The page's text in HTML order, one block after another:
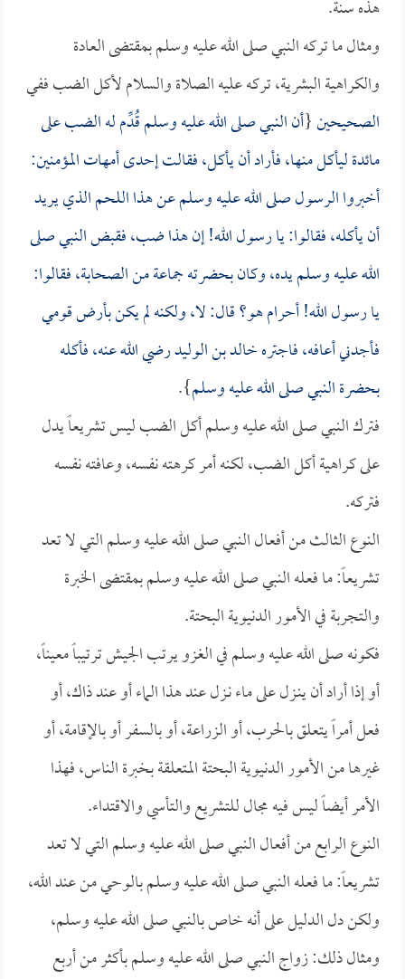
هذه سنة.
ومثال ما تركه النبي صلى الله عليه وسلم بمقتضى العادة
والكراهية البشرية، تركه عليه الصلاة والسلام لأكل الضب ففي
الصحيحين{أن النبي صلى الله عليه وسلم قُدِّم له الضب على
مائدة ليأكل منها، فأراد أن يأكل، فقالت إحدى أمهات المؤمنين:
أخبروا الرسول صلى الله عليه وسلم عن هذا اللحم الذي يريد
أن يأكله، فقالوا: يا رسول الله! إن هذا ضب، فقبض النبي صلى
الله عليه وسلم يده، وكان بحضرته جماعة من الصحابة، فقالوا:
يا رسول الله! أحرام هو؟ قال: لا، ولكنه لم يكن بأرض قومي
فأجدني أعافه، فاجترهخالد بن الوليدرضي الله عنه، فأكله
بحضرة النبي صلى الله عليه وسلم}.
فترك النبي صلى الله عليه وسلم أكل الضب ليس تشريعاً يدل
على كراهية أكل الضب، لكنه أمر كرهته نفسه، وعافته نفسه
فتركه.
النوع الثالث من أفعال النبي صلى الله عليه وسلم التي لا تعد
تشريعاً: ما فعله النبي صلى الله عليه وسلم بمقتضى الخبرة
والتجربة في الأمور الدنيوية البحتة.
فكونه صلى الله عليه وسلم في الغزو يرتب الجيش ترتيباً معيناً،
أو إذا أراد أن ينـزل على ماء نـزل عند هذا الماء أو عند ذاك، أو
فعل أمراً يتعلق بالحرب، أو الزراعة، أو بالسفر أو بالإقامة، أو
غيرها من الأمور الدنيوية البحتة المتعلقة بخبرة الناس، فهذا
الأمر أيضاً ليس فيه مجال للتشريع والتأسي والاقتداء.
النوع الرابع من أفعال النبي صلى الله عليه وسلم التي لا تعد
تشريعاً: ما فعله النبي صلى الله عليه وسلم بالوحي من عند الله،
ولكن دل الدليل على أنه خاص بالنبي صلى الله عليه وسلم،
ومثال ذلك: زواج النبي صلى الله عليه وسلم بأكثر من أربع